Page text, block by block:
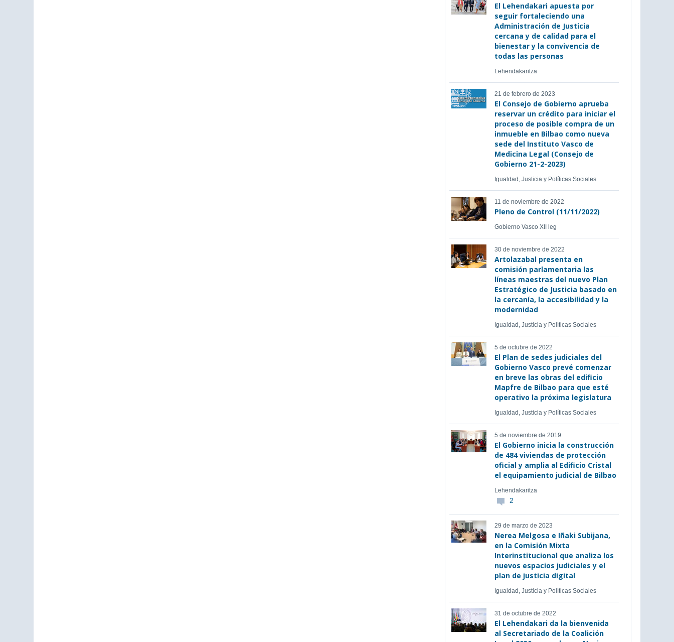
El Lehendakari apuesta por
seguir fortaleciendo una
Administración de Justicia
cercana y de calidad para el
bienestar y la convivencia de
todas las personas
Lehendakaritza
21 de febrero de 2023
El Consejo de Gobierno aprueba
reservar un crédito para iniciar el
proceso de posible compra de un
inmueble en Bilbao como nueva
sede del Instituto Vasco de
Medicina Legal (Consejo de
Gobierno 21-2-2023)
Igualdad, Justicia y Políticas Sociales
11 de noviembre de 2022
Pleno de Control (11/11/2022)
Gobierno Vasco XII leg
30 de noviembre de 2022
Artolazabal presenta en
comisión parlamentaria las
líneas maestras del nuevo Plan
Estratégico de Justicia basado en
la cercanía, la accesibilidad y la
modernidad
Igualdad, Justicia y Políticas Sociales
5 de octubre de 2022
El Plan de sedes judiciales del
Gobierno Vasco prevé comenzar
en breve las obras del edificio
Mapfre de Bilbao para que esté
operativo la próxima legislatura
Igualdad, Justicia y Políticas Sociales
5 de noviembre de 2019
El Gobierno inicia la construcción
de 484 viviendas de protección
oficial y amplia al Edificio Cristal
el equipamiento judicial de Bilbao
Lehendakaritza
2
29 de marzo de 2023
Nerea Melgosa e Iñaki Subijana,
en la Comisión Mixta
Interinstitucional que analiza los
nuevos espacios judiciales y el
plan de justicia digital
Igualdad, Justicia y Políticas Sociales
31 de octubre de 2022
El Lehendakari da la bienvenida
al Secretariado de la Coalición